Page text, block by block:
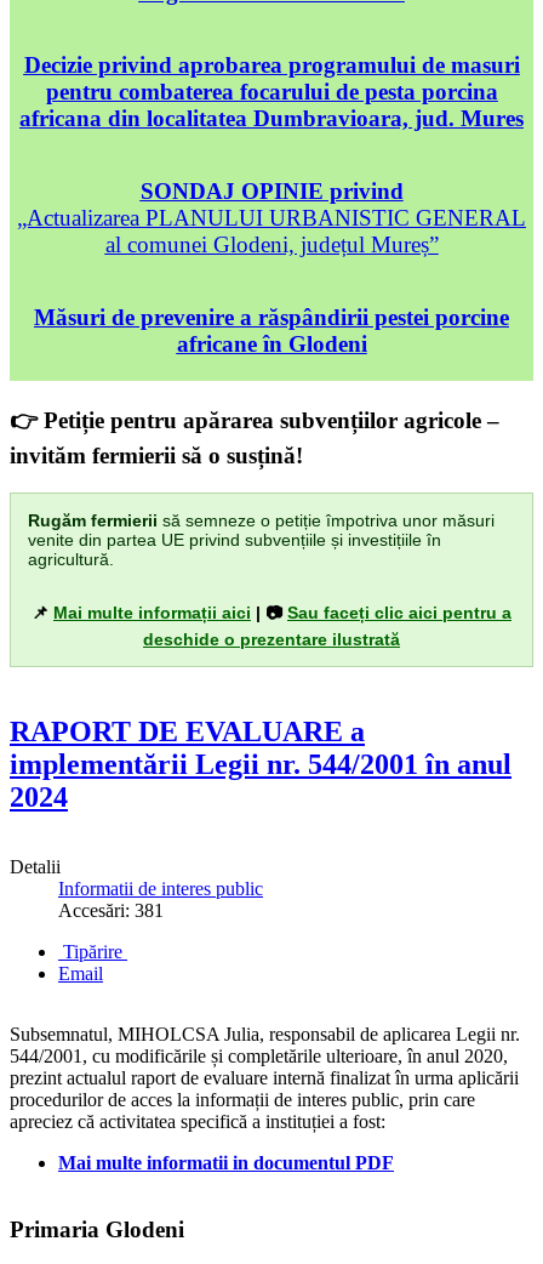
Decizie privind aprobarea programului de masuri
pentru combaterea focarului de pesta porcina
africana din localitatea Dumbravioara, jud. Mures
SONDAJ OPINIE privind
„Actualizarea PLANULUI URBANISTIC GENERAL
al comunei Glodeni, județul Mureș”
Măsuri de prevenire a răspândirii pestei porcine
africane în Glodeni
👉 Petiție pentru apărarea subvențiilor agricole –
invităm fermierii să o susțină!
Rugăm fermierii să semneze o petiție împotriva unor măsuri
venite din partea UE privind subvențiile și investițiile în
agricultură.
📌 Mai multe informații aici | 📷Sau faceți clic aici pentru a
deschide o prezentare ilustrată
RAPORT DE EVALUARE a
implementării Legii nr. 544/2001 în anul
2024
Detalii
Informatii de interes public
Accesări: 381
Tipărire
Email
Subsemnatul, MIHOLCSA Julia, responsabil de aplicarea Legii nr.
544/2001, cu modificările și completările ulterioare, în anul 2020,
prezint actualul raport de evaluare internă finalizat în urma aplicării
procedurilor de acces la informații de interes public, prin care
apreciez că activitatea specifică a instituției a fost:
Mai multe informatii in documentul PDF
Primaria Glodeni